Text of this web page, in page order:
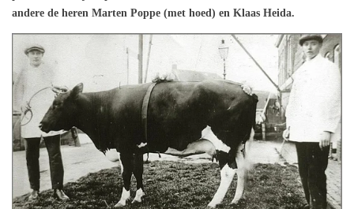
andere de heren Marten Poppe (met hoed) en Klaas Heida.